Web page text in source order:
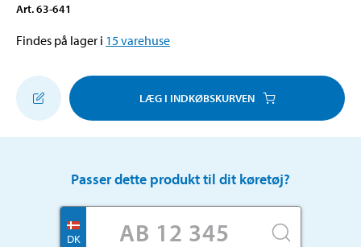
Art.63-641
Findes på lager i 15varehuse
LÆG I INDKØBSKURVEN
Passer dette produkt til dit køretøj?
DK